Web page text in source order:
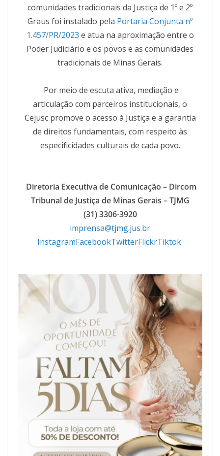
comunidades tradicionais da Justiça de 1º e 2º
Graus foi instalado pela Portaria Conjunta nº
1.457/PR/2023 e atua na aproximação entre o
Poder Judiciário e os povos e as comunidades
tradicionais de Minas Gerais.
Por meio de escuta ativa, mediação e
articulação com parceiros institucionais, o
Cejusc promove o acesso à Justiça e a garantia
de direitos fundamentais, com respeito às
especificidades culturais de cada povo.
Diretoria Executiva de Comunicação – Dircom
Tribunal de Justiça de Minas Gerais – TJMG
(31) 3306-3920
imprensa@tjmg.jus.br
InstagramFacebookTwitterFlickrTiktok